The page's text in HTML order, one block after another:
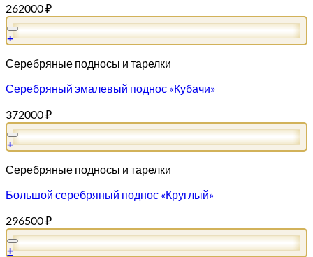
262000₽
+
Серебряные подносы и тарелки
Серебряный эмалевый поднос «Кубачи»
372000₽
+
Серебряные подносы и тарелки
Большой серебряный поднос «Круглый»
296500₽
+